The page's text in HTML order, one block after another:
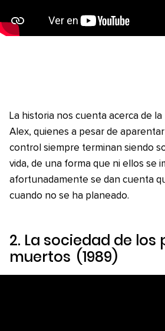
La historia nos cuenta acerca de la
Alex, quienes a pesar de
control siempre terminan siendo
vida, de una forma que ni ellos se
afortunadamente se dan cuenta
cuando no se ha planeado.
2. La sociedad de los
muertos (1989)